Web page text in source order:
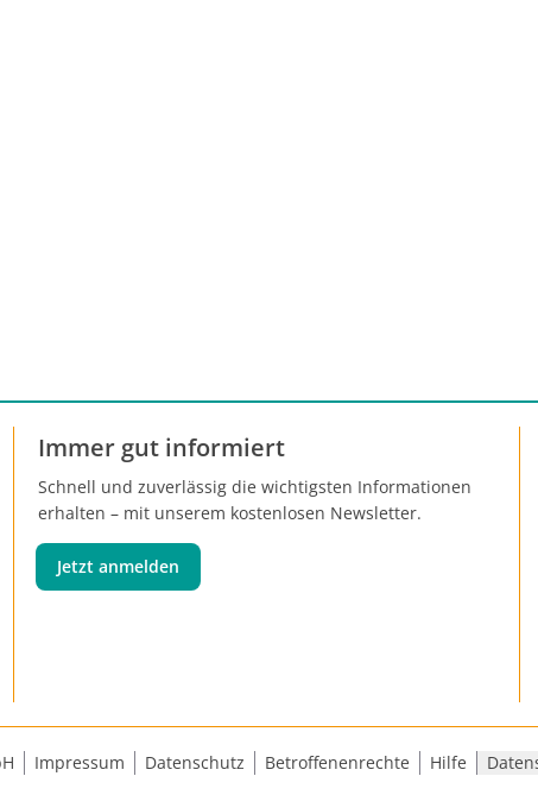
Immer gut informiert
Schnell und zuverlässig die wichtigsten Informationen
erhalten – mit unserem kostenlosen Newsletter.
Jetzt anmelden
Impressum Datenschutz Betroffenenrechte Hilfe